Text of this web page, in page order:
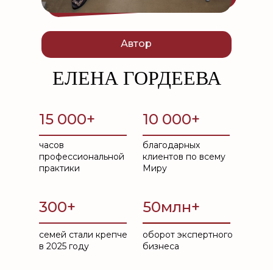
ЕЛЕНА ГОРДЕЕВА
Автор
оборот экспертного
бизнеса
семей стали крепче
в 2025 году
50млн+
300+
15 000+ 10 000+
часов
профессиональной
практики
благодарных
клиентов по всему
Миру